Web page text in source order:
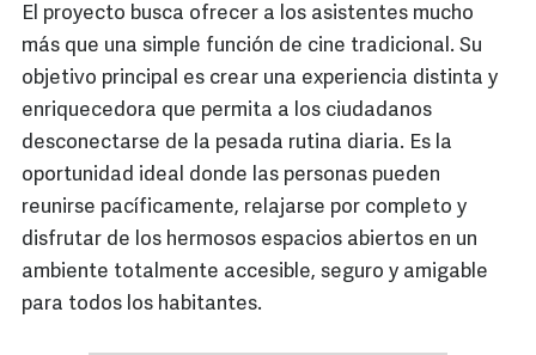
El proyecto busca ofrecer a los asistentes mucho
más que una simple función de cine tradicional. Su
objetivo principal es crear una experiencia distinta y
enriquecedora que permita a los ciudadanos
desconectarse de la pesada rutina diaria. Es la
oportunidad ideal donde las personas pueden
reunirse pacíficamente, relajarse por completo y
disfrutar de los hermosos espacios abiertos en un
ambiente totalmente accesible, seguro y amigable
para todos los habitantes.